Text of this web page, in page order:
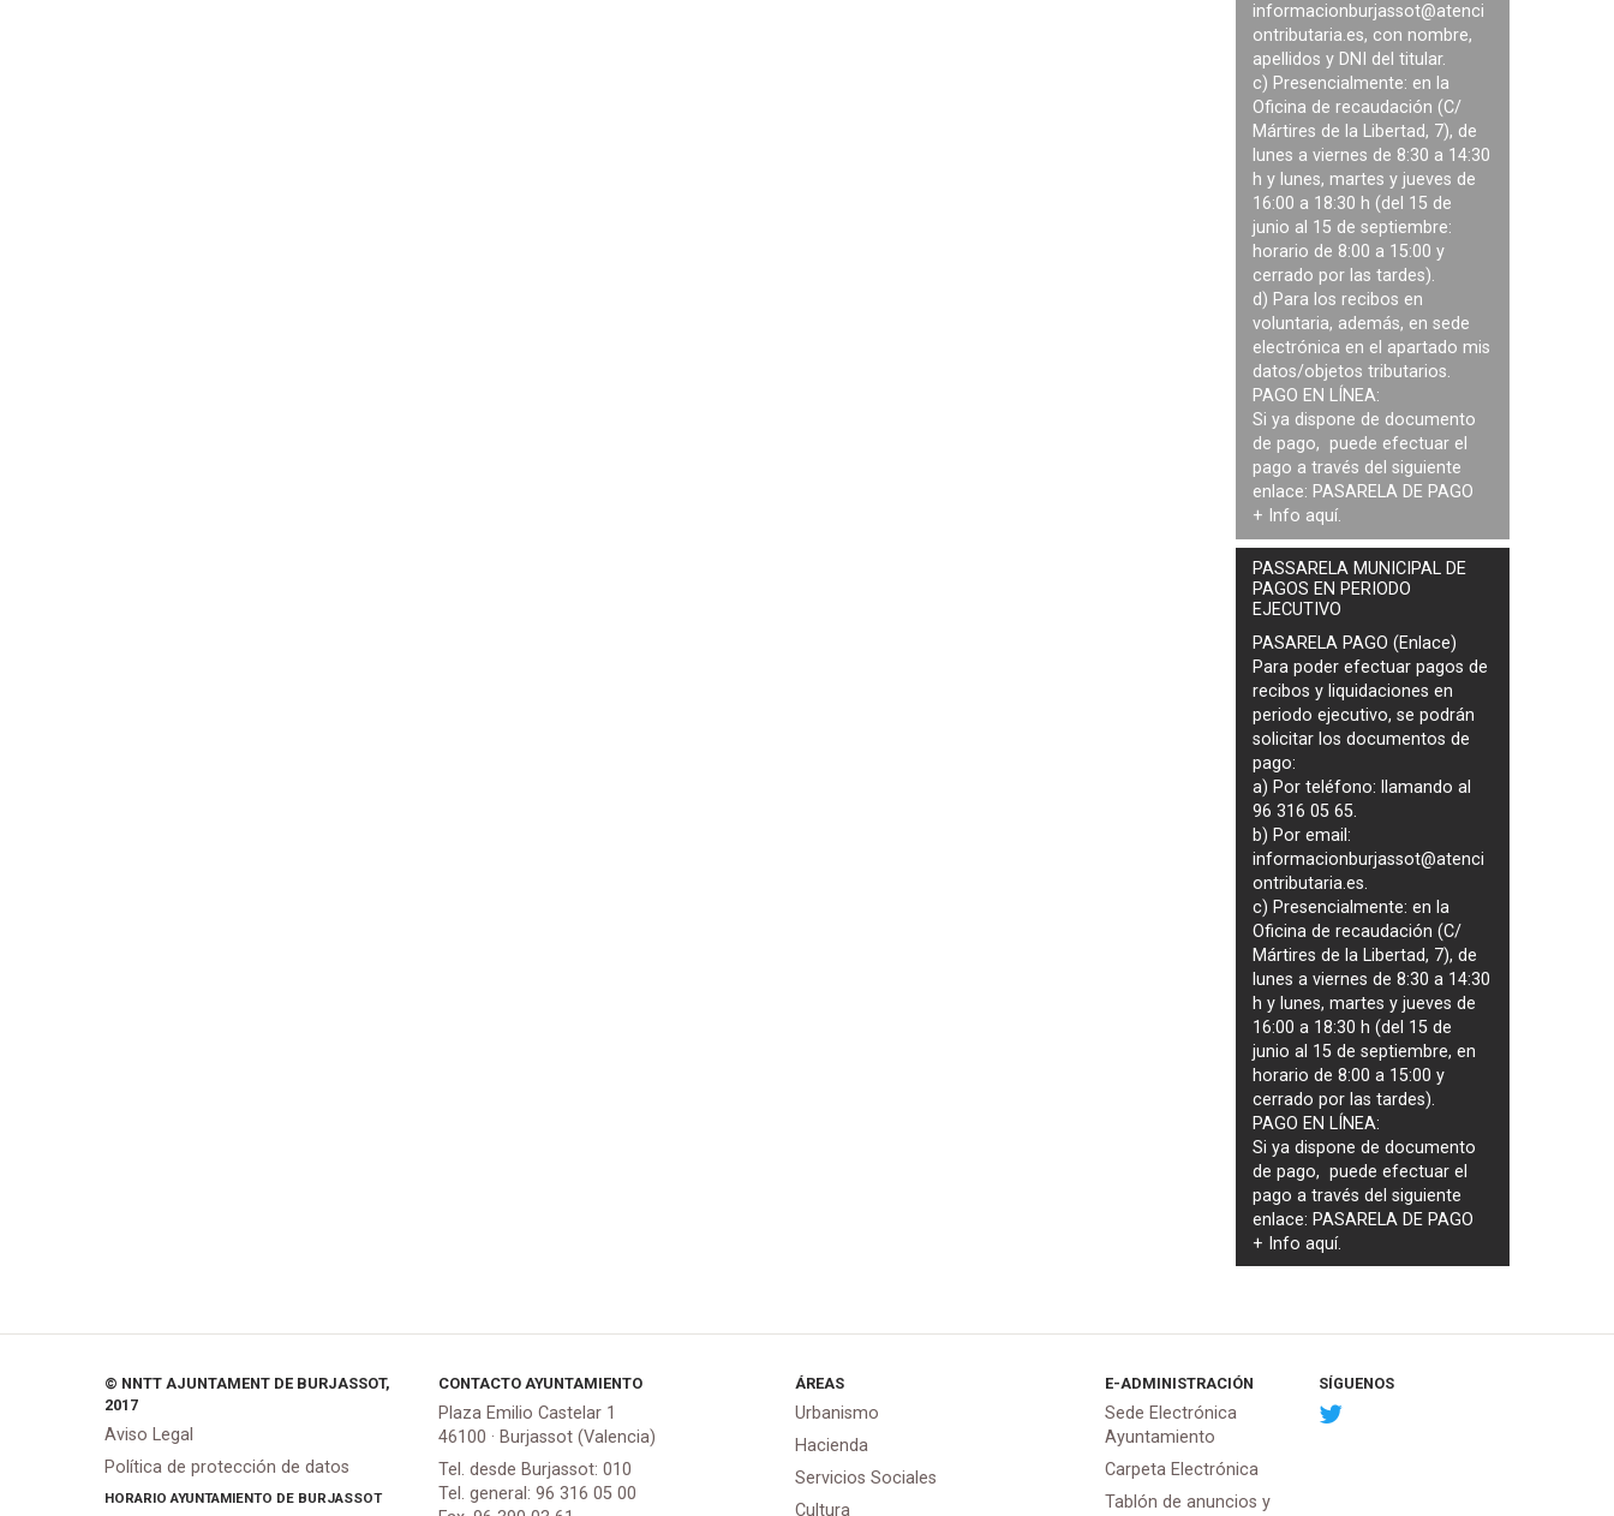
informacionburjassot@atenci
ontributaria.es, con nombre,
apellidos y DNI del titular.
c) Presencialmente: en la
Oficina de recaudación (C/
Mártires de la Libertad, 7), de
lunes a viernes de 8:30 a 14:30
h y lunes, martes y jueves de
16:00 a 18:30 h (del 15 de
junio al 15 de septiembre:
horario de 8:00 a 15:00 y
cerrado por las tardes).
d) Para los recibos en
voluntaria, además, en sede
electrónica en el apartado mis
datos/objetos tributarios.
PAGO EN LÍNEA:
Si ya dispone de documento
de pago, puede efectuar el
pago a través del siguiente
enlace: PASARELA DE PAGO
+ Info aquí.
PASSARELA MUNICIPAL DE
PAGOS EN PERIODO
EJECUTIVO
PASARELA PAGO (Enlace)
Para poder efectuar pagos de
recibos y liquidaciones en
periodo ejecutivo, se podrán
solicitar los documentos de
pago:
a) Por teléfono: llamando al
96 316 05 65.
b) Por email:
informacionburjassot@atenci
ontributaria.es.
c) Presencialmente: en la
Oficina de recaudación (C/
Mártires de la Libertad, 7), de
lunes a viernes de 8:30 a 14:30
h y lunes, martes y jueves de
16:00 a 18:30 h (del 15 de
junio al 15 de septiembre, en
horario de 8:00 a 15:00 y
cerrado por las tardes).
PAGO EN LÍNEA:
Si ya dispone de documento
de pago, puede efectuar el
pago a través del siguiente
enlace: PASARELA DE PAGO
+ Infoaquí.
© NNTT AJUNTAMENT DE BURJASSOT,
2017
Aviso Legal
Política de protección de datos
HORARIO AYUNTAMIENTO DE BURJASSOT
CONTACTO AYUNTAMIENTO
Plaza Emilio Castelar 1
46100 · Burjassot (Valencia)
Tel. desde Burjassot: 010
Tel. general: 96 316 05 00
ÁREAS
Urbanismo
Hacienda
Servicios Sociales
Cultura
E-ADMINISTRACIÓN
Sede Electrónica
Ayuntamiento
Carpeta Electrónica
Tablón de anuncios y
SÍGUENOS